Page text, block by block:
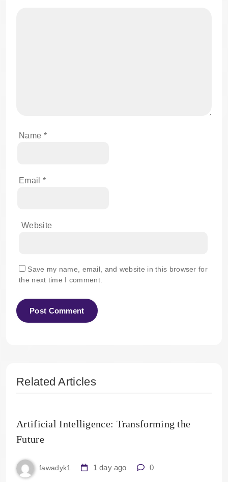
Name *
Email *
Website
Save my name, email, and website in this browser for
the next time I comment.
Related Articles
Artificial Intelligence: Transforming the
Future
fawadyk1 1 day ago 0